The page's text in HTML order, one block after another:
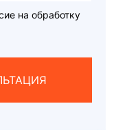
на обработку